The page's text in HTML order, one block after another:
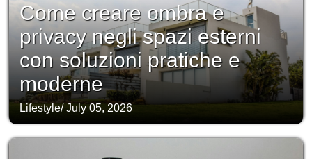
Come creare ombra e
privacy negli spazi esterni
con soluzioni pratiche e
moderne
Lifestyle/July 05, 2026